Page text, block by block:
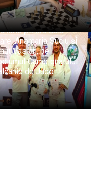
pentru Baia
Anamaria Suciu și
Vasian, pe
Campionatului
de Judo